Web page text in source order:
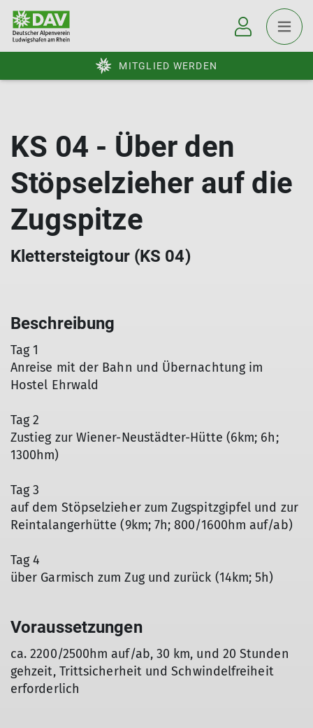
MITGLIED WERDEN
KS 04 - Über den
Stöpselzieher auf die
Zugspitze
Klettersteigtour (KS 04)
Beschreibung
Tag 1
Anreise mit der Bahn und Übernachtung im
Hostel Ehrwald
Tag 2
Zustieg zur Wiener-Neustädter-Hütte (6km; 6h;
1300hm)
Tag 3
auf dem Stöpselzieher zum Zugspitzgipfel und zur
Reintalangerhütte (9km; 7h; 800/1600hm auf/ab)
Tag 4
über Garmisch zum Zug und zurück (14km; 5h)
Voraussetzungen
ca. 2200/2500hm auf/ab, 30 km, und 20 Stunden
gehzeit, Trittsicherheit und Schwindelfreiheit
erforderlich